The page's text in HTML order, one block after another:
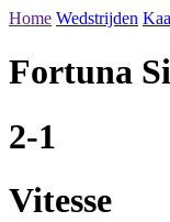
Home Wedstrijden
Fortuna
2-1
Vitesse